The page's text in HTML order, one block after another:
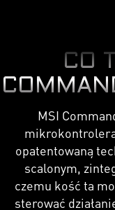
CO
MSI
opatentowaną
scalonym,
czemu kość ta
sterować